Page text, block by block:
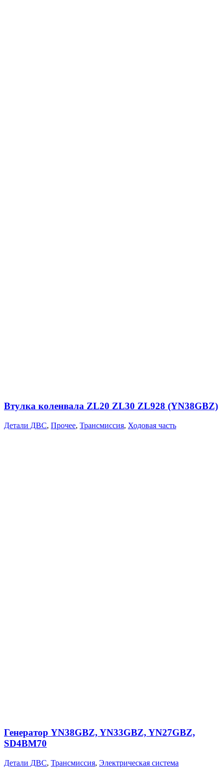
Втулка коленвала ZL20 ZL30 ZL928 (YN38GBZ)
Детали ДВС, Прочее, Трансмиссия, Ходовая часть
Генератор YN38GBZ, YN33GBZ, YN27GBZ,
SD4BM70
Детали ДВС, Трансмиссия, Электрическая система